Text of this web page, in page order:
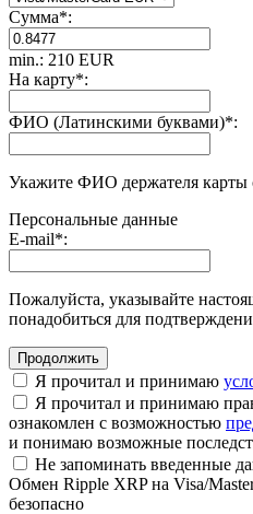
Сумма*:
min.: 210 EUR
На карту*:
ФИО (Латинскими буквами)*:
Укажите ФИО держателя карты
Персональные данные
E-mail*:
Пожалуйста, указывайте
понадобиться для
Я прочитал и принимаю
Я прочитал и принимаю
ознакомлен с возможностью
и понимаю возможные
Не запоминать введенные
Обмен Ripple XRP на Visa/
безопасно